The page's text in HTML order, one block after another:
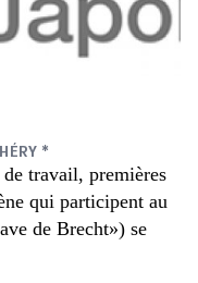
*
travail, premières
qui participent au
de Brecht») se